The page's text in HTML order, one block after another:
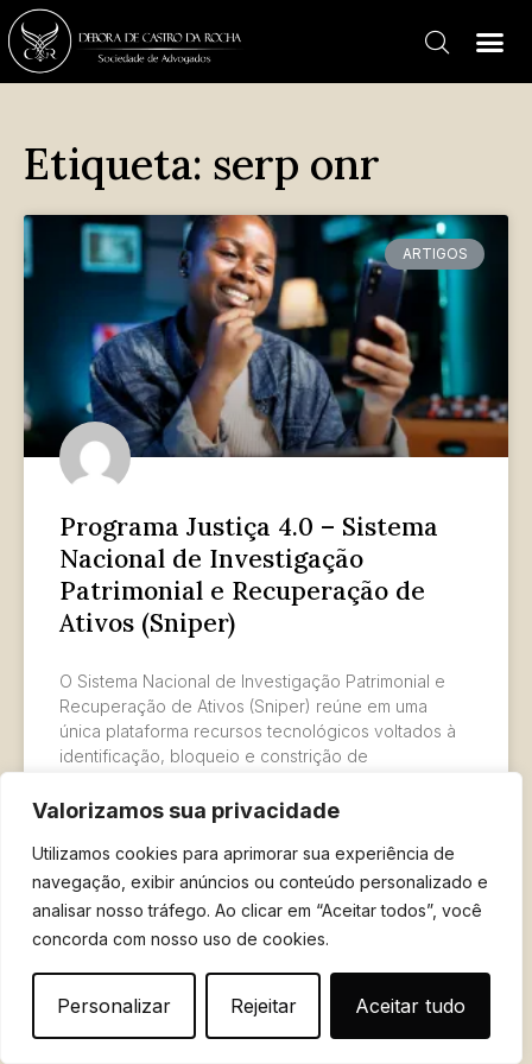
Valorizamos sua privacidade
Utilizamos cookies para aprimorar sua experiência de
navegação, exibir anúncios ou conteúdo personalizado e
analisar nosso tráfego. Ao clicar em “Aceitar todos”, você
concorda com nosso uso de cookies.
Personalizar Rejeitar Aceitar tudo
Etiqueta: serp onr
ARTIGOS
Programa Justiça 4.0 – Sistema
Nacional de Investigação
Patrimonial e Recuperação de
Ativos (Sniper)
O Sistema Nacional de Investigação Patrimonial e
Recuperação de Ativos (Sniper) reúne em uma
única plataforma recursos tecnológicos voltados à
identificação, bloqueio e constrição de
LER MAIS »
15 de outubro de 2025